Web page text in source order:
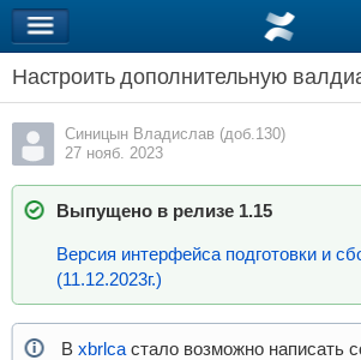
Настроить дополнительную
Синицын Владислав (доб.130)
27 нояб. 2023
Выпущено в релизе 1.15
Версия интерфейса подготовки и
(11.12.2023г.)
В xbrlcaстало возможно написать